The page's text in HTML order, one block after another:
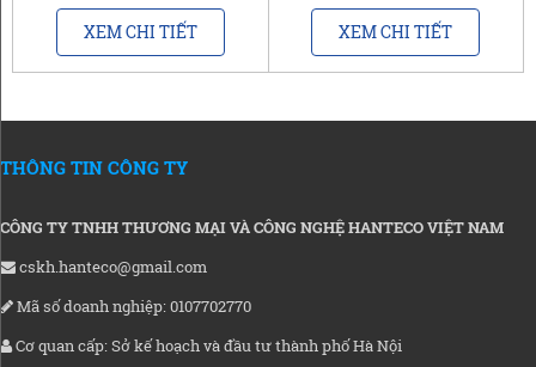
XEM CHI TIẾT XEM CHI TIẾT
THÔNG TIN CÔNG TY
CÔNG TY TNHH THƯƠNG MẠI VÀ CÔNG NGHỆ HANTECO VIỆT NAM
cskh.hanteco@gmail.com
Mã số doanh nghiệp: 0107702770
Cơ quan cấp: Sở kế hoạch và đầu tư thành phố Hà Nội